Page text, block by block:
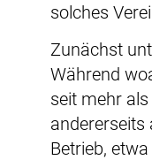
solches
Zunächst
Während
seit mehr
andererseits
Betrieb,